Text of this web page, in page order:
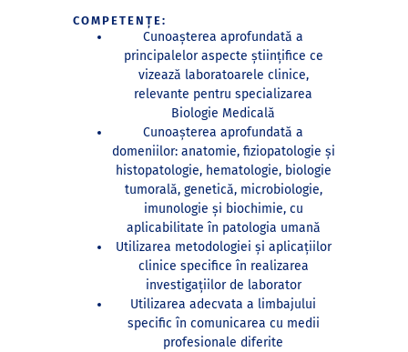
COMPETENȚE:
Cunoașterea aprofundată a
principalelor aspecte științifice ce
vizează laboratoarele clinice,
relevante pentru specializarea
Biologie Medicală
Cunoașterea aprofundată a
domeniilor: anatomie, fiziopatologie și
histopatologie, hematologie, biologie
tumorală, genetică, microbiologie,
imunologie și biochimie, cu
aplicabilitate în patologia umană
Utilizarea metodologiei și aplicațiilor
clinice specifice în realizarea
investigațiilor de laborator
Utilizarea adecvata a limbajului
specific în comunicarea cu medii
profesionale diferite